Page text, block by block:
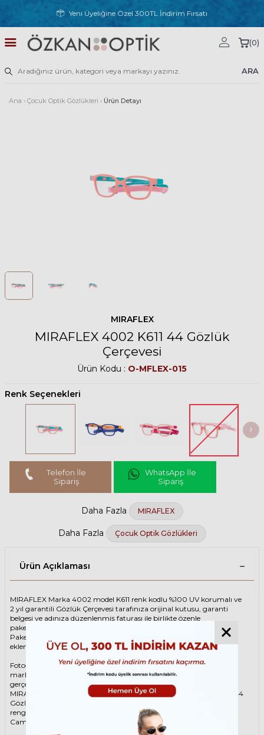
Yeni Üyeliğine Özel 300TL İndirim Fırsatı
ARA
(0)
Ana › Çocuk Optik Gözlükleri › Ürün Detayı
MIRAFLEX
MIRAFLEX 4002 K611 44 Gözlük
Çerçevesi
Ürün Kodu : O-MFLEX-015
Renk Seçenekleri
Telefon İle
Sipariş
WhatsApp İle
Sipariş
Daha Fazla MIRAFLEX
Daha Fazla Çocuk Optik Gözlükleri
Ürün Açıklaması
MIRAFLEX Marka 4002 model K611 renk kodlu %100 UV korumalı ve
2 yıl garantili Gözlük Çerçevesi tarafınıza orijinal kutusu, garanti
belgesi ve adınıza düzenlenmiş faturası ile birlikte özenle
paketlenerek kargoya teslim edilir.
Paketinize ek olarak silme bezi ve temizleme spreyi ücretsiz olarak
eklenmektedir.
Fotoğraftaki Gözlük Çerçevesi kutusu gösterim amaçlı olup
markanın orijinal alternatiflerinden gönderim
gerçekleştirilebilmektedir.
MIRAFLEX Çocuk İki Renk Gözlük ÇerçevesiMIRAFLEX 4002 K611 44
Gözlük Çerçevesi çerçeve şekli Köşeli, hammaddesi Asetat, çerçeve
rengi İki Renk renktir.
Camlar %100 korumalı renkli camların materyali ‘dir.